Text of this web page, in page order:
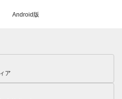
Android版
ア